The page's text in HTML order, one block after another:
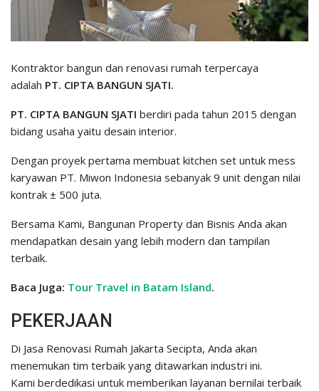
Kontraktor bangun dan renovasi rumah terpercaya
adalah PT. CIPTA BANGUN SJATI.
PT. CIPTA BANGUN SJATI berdiri pada tahun 2015 dengan
bidang usaha yaitu desain interior.
Dengan proyek pertama membuat kitchen set untuk mess
karyawan PT. Miwon Indonesia sebanyak 9 unit dengan nilai
kontrak ± 500 juta.
Bersama Kami, Bangunan Property dan Bisnis Anda akan
mendapatkan desain yang lebih modern dan tampilan
terbaik.
Baca Juga: Tour Travel in Batam Island.
PEKERJAAN
Di Jasa Renovasi Rumah Jakarta Secipta, Anda akan
menemukan tim terbaik yang ditawarkan industri ini.
Kami berdedikasi untuk memberikan layanan bernilai terbaik